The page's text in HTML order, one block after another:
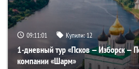
09:11:00 Купили:12
1-дневный тур «Псков — Изборск —
компании «Шарм»